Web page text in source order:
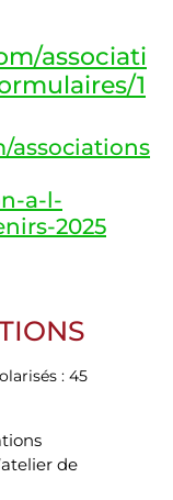
associati
1
associations
a-l-
2025
: 45
de